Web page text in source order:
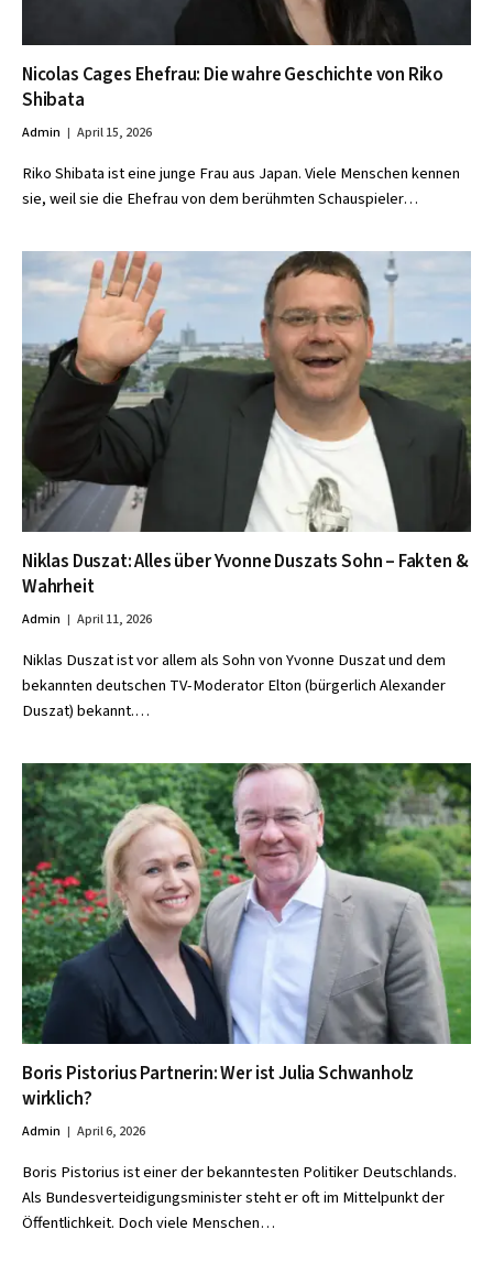
Nicolas Cages Ehefrau: Die wahre Geschichte von Riko
Shibata
Admin April 15, 2026
Riko Shibata ist eine junge Frau aus Japan. Viele Menschen kennen
sie, weil sie die Ehefrau von dem berühmten Schauspieler…
Niklas Duszat: Alles über Yvonne Duszats Sohn – Fakten &
Wahrheit
Admin April 11, 2026
Niklas Duszat ist vor allem als Sohn von Yvonne Duszat und dem
bekannten deutschen TV-Moderator Elton (bürgerlich Alexander
Duszat) bekannt.…
Boris Pistorius Partnerin: Wer ist Julia Schwanholz
wirklich?
Admin April 6, 2026
Boris Pistorius ist einer der bekanntesten Politiker Deutschlands.
Als Bundesverteidigungsminister steht er oft im Mittelpunkt der
Öffentlichkeit. Doch viele Menschen…